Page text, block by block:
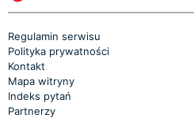
Regulamin serwisu
Polityka prywatności
Kontakt
Mapa witryny
Indeks pytań
Partnerzy